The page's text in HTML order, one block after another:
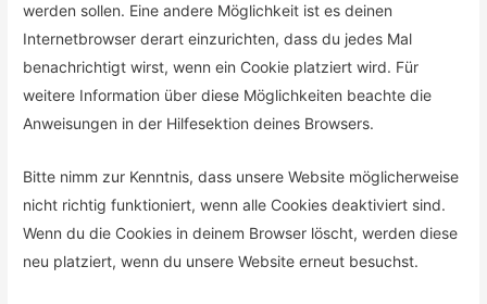
werden sollen. Eine andere Möglichkeit ist es deinen
Internetbrowser derart einzurichten, dass du jedes Mal
benachrichtigt wirst, wenn ein Cookie platziert wird. Für
weitere Information über diese Möglichkeiten beachte die
Anweisungen in der Hilfesektion deines Browsers.
Bitte nimm zur Kenntnis, dass unsere Website möglicherweise
nicht richtig funktioniert, wenn alle Cookies deaktiviert sind.
Wenn du die Cookies in deinem Browser löscht, werden diese
neu platziert, wenn du unsere Website erneut besuchst.